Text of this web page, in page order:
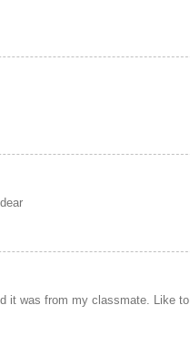
it was from my classmate. Like to